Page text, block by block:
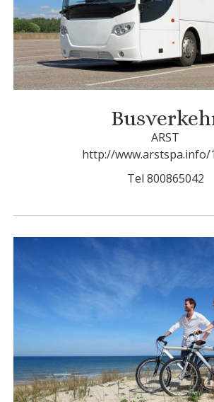
ARST
http://www.arstspa.info/
Tel 800865042